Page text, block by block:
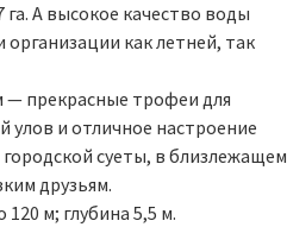
А высокое качество воды
как летней, так
— прекрасные трофеи для
и отличное настроение
суеты, в близлежащем
друзьям.
м; глубина 5,5 м.